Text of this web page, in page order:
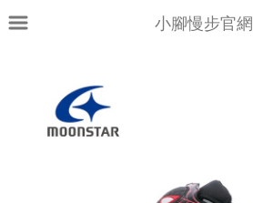
小腳慢步官網